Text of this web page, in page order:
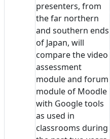
presenters, from
the far northern
and southern ends
of Japan, will
compare the video
assessment
module and forum
module of Moodle
with Google tools
as used in
classrooms during